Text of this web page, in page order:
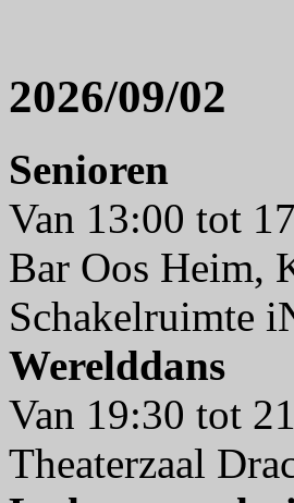
2026/09/02
Senioren
Van 13:00 tot
Bar Oos Heim,
Schakelruimte
Werelddans
Van 19:30 tot
Theaterzaal